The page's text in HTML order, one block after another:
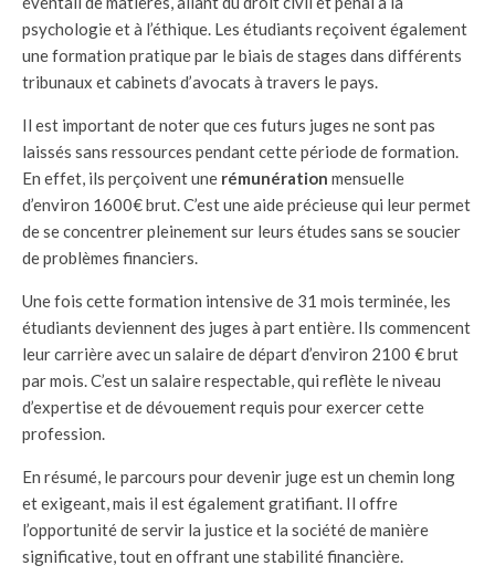
psychologie et à l’éthique. Les étudiants reçoivent également
une formation pratique par le biais de stages dans différents
tribunaux et cabinets d’avocats à travers le pays.
Il est important de noter que ces futurs juges ne sont pas
laissés sans ressources pendant cette période de formation.
En effet, ils perçoivent une rémunération mensuelle
d’environ 1600€ brut. C’est une aide précieuse qui leur permet
de se concentrer pleinement sur leurs études sans se soucier
de problèmes financiers.
Une fois cette formation intensive de 31 mois terminée, les
étudiants deviennent des juges à part entière. Ils commencent
leur carrière avec un salaire de départ d’environ 2100 € brut
par mois. C’est un salaire respectable, qui reflète le niveau
d’expertise et de dévouement requis pour exercer cette
profession.
En résumé, le parcours pour devenir juge est un chemin long
et exigeant, mais il est également gratifiant. Il offre
l’opportunité de servir la justice et la société de manière
significative, tout en offrant une stabilité financière.